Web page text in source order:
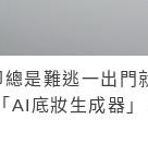
是難逃一出門
AI底妝生成器